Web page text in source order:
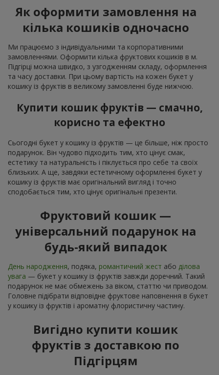
Як оформити замовлення на
кілька кошиків одночасно
Ми працюємо з індивідуальними та корпоративними
замовленнями. Оформити кілька фруктових кошиків в м.
Підгірці можна швидко, з узгодженням складу, оформлення
та часу доставки. При цьому вартість на кожен букет у
кошику із фруктів в великому замовленні буде нижчою.
Купити кошик фруктів — смачно,
корисно та ефектно
Сьогодні букет у кошику із фруктів — це більше, ніж просто
подарунок. Він чудово підходить тим, хто цінує смак,
естетику та натуральність і піклується про себе та своїх
близьких. А ще, завдяки естетичному оформленні букет у
кошику із фруктів має оригінальний вигляд і точно
сподобається тим, хто цінує оригінальні презенти.
Фруктовий кошик —
універсальний подарунок на
будь-який випадок
День народження, подяка, романтичний жест або ділова
увага — букет у кошику із фруктів завжди доречний. Такий
подарунок не має обмежень за віком, статтю чи приводом.
Головне підібрати відповідне фруктове наповнення в букет
у кошику із фруктів і ароматну флористичну частину.
Вигідно купити кошик
фруктів з доставкою по
Підгірцям